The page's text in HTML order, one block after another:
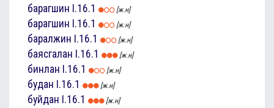
барагшин I.16.1 [ж.н]
барагшин I.16.1 [ж.н]
баралжин I.16.1 [ж.н]
баясгалан I.16.1 [ж.н]
бинлан I.16.1 [ж.н]
будан I.16.1 [ж.н]
буйдан I.16.1 [ж.н]